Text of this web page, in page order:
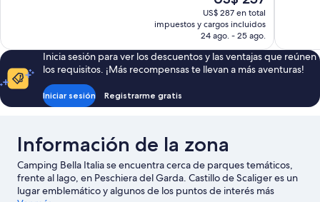
precio
actual
es
de
US$ 257
US$ 287 en total
impuestos y cargos incluidos
24 ago. - 25 ago.
Inicia sesión para ver los descuentos y las ventajas que reúnen
los requisitos. ¡Más recompensas te llevan a más aventuras!
Iniciar sesión Registrarme gratis
Información de la zona
Camping Bella Italia se encuentra cerca de parques temáticos,
frente al lago, en Peschiera del Garda. Castillo de Scaliger es un
lugar emblemático y algunos de los puntos de interés más